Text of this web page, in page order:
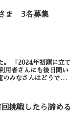
ま 3名募集
て
のみなさんはどうです
挑戦したら諦める